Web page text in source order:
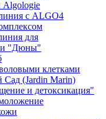
Algologie
с ALGO4
для
"Дюны"
клетками
Сад (Jardin Marin)
и детоксикация"